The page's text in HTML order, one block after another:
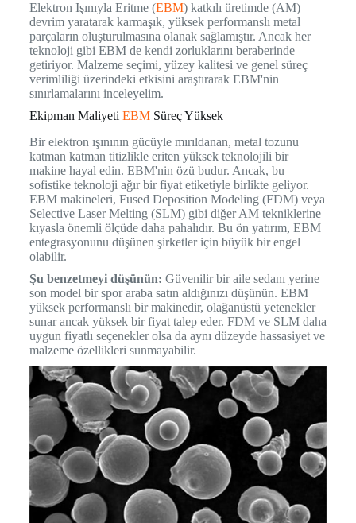
Elektron Işınıyla Eritme (EBM) katkılı üretimde (AM)
devrim yaratarak karmaşık, yüksek performanslı metal
parçaların oluşturulmasına olanak sağlamıştır. Ancak her
teknoloji gibi EBM de kendi zorluklarını beraberinde
getiriyor. Malzeme seçimi, yüzey kalitesi ve genel süreç
verimliliği üzerindeki etkisini araştırarak EBM'nin
sınırlamalarını inceleyelim.
Ekipman Maliyeti EBMSüreç Yüksek
Bir elektron ışınının gücüyle mırıldanan, metal tozunu
katman katman titizlikle eriten yüksek teknolojili bir
makine hayal edin. EBM'nin özü budur. Ancak, bu
sofistike teknoloji ağır bir fiyat etiketiyle birlikte geliyor.
EBM makineleri, Fused Deposition Modeling (FDM) veya
Selective Laser Melting (SLM) gibi diğer AM tekniklerine
kıyasla önemli ölçüde daha pahalıdır. Bu ön yatırım, EBM
entegrasyonunu düşünen şirketler için büyük bir engel
olabilir.
Şu benzetmeyi düşünün: Güvenilir bir aile sedanı yerine
son model bir spor araba satın aldığınızı düşünün. EBM
yüksek performanslı bir makinedir, olağanüstü yetenekler
sunar ancak yüksek bir fiyat talep eder. FDM ve SLM daha
uygun fiyatlı seçenekler olsa da aynı düzeyde hassasiyet ve
malzeme özellikleri sunmayabilir.